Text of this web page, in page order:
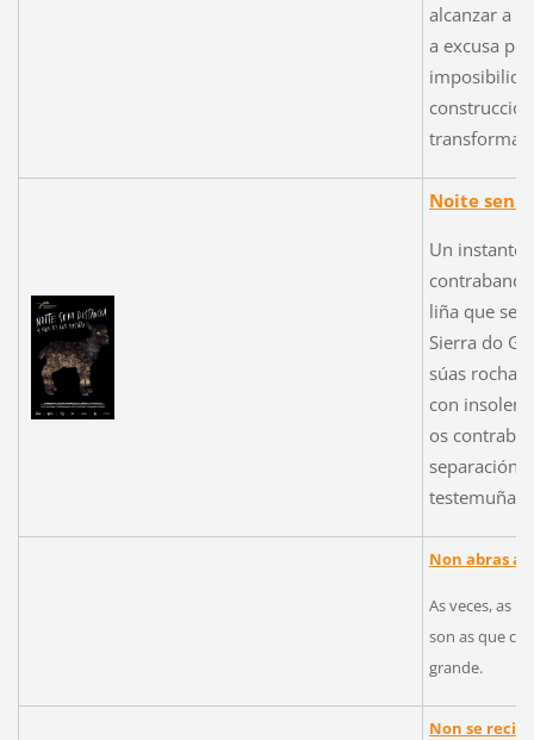
alcanzar a
a excusa
Noite sen
Un instante
liña que
Sierra do
súas
con
os
separación.
testemuñas
Non abras a
As veces, as
son as que
grande.
Non se